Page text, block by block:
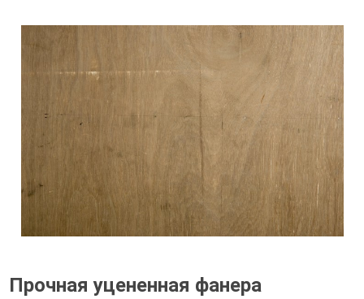
Прочная уцененная фанера